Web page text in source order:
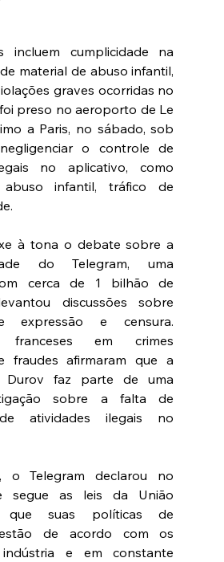
incluem cumplicidade na
material de abuso infantil,
graves ocorridas no
preso no aeroporto de Le
a Paris, no sábado, sob
o controle de
no aplicativo, como
infantil, tráfico de
à tona o debate sobre a
do Telegram, uma
cerca de 1 bilhão de
discussões sobre
expressão e censura.
franceses em crimes
fraudes afirmaram que a
Durov faz parte de uma
sobre a falta de
atividades ilegais no
o Telegram declarou no
segue as leis da União
que suas políticas de
de acordo com os
e em constante